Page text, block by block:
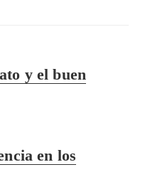
y el buen
en los